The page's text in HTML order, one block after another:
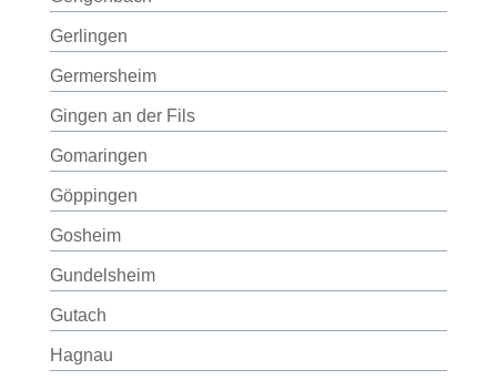
Gerlingen
Germersheim
Gingen an der Fils
Gomaringen
Göppingen
Gosheim
Gundelsheim
Gutach
Hagnau